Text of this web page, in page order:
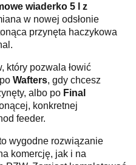
wiaderko 5 l z
w nowej odsłonie
przynęta haczykowa
który pozwala łowić
Wafters, gdy chcesz
albo po Final
konkretnej
feeder.
wygodne rozwiązanie
komercję, jak i na